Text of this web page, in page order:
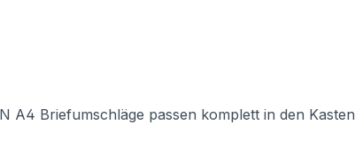
A4 Briefumschläge passen komplett in den Kasten